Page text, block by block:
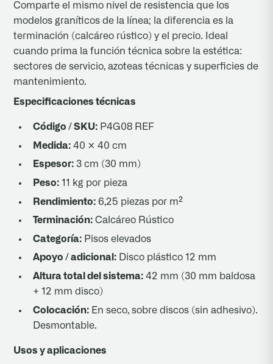
Comparte el mismo nivel de resistencia que los
modelos graníticos de la línea; la diferencia es la
terminación (calcáreo rústico) y el precio. Ideal
cuando prima la función técnica sobre la estética:
sectores de servicio, azoteas técnicas y superficies de
mantenimiento.
Especificaciones técnicas
Código / SKU: P4G08 REF
Medida:40 × 40 cm
Espesor: 3 cm (30 mm)
Peso:11 kg por pieza
Rendimiento: 6,25 piezas por m²
Terminación:Calcáreo Rústico
Categoría: Pisos elevados
Apoyo / adicional: Disco plástico 12 mm
Altura total del sistema:42 mm (30 mm baldosa
+ 12 mm disco)
Colocación: En seco, sobre discos (sin adhesivo).
Desmontable.
Usos y aplicaciones